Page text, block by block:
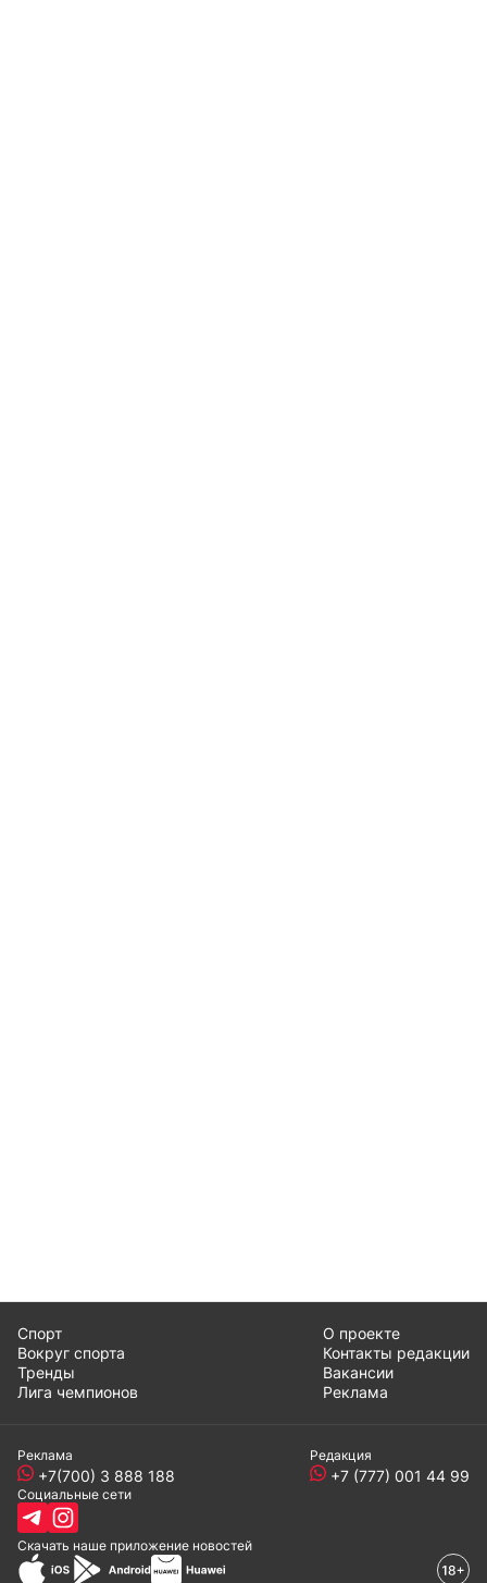
Спорт
Вокруг спорта
Тренды
Лига чемпионов
О проекте
Контакты редакции
Вакансии
Реклама
Реклама
+7(700) 3 888 188
Редакция
+7 (777) 001 44 99
Социальные сети
Скачать наше приложение новостей